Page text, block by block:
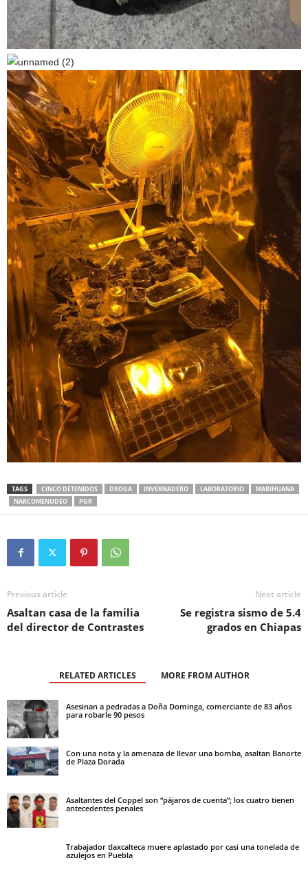
TAGS CINCO DETENIDOS DROGA INVERNADERO LABORATORIO
MARIHUANA
NARCOMENUDEO
PGR
Previous article
Asaltan casa de la familia
del director de Contrastes
Next article
Se registra sismo de 5.4
grados en Chiapas
RELATED ARTICLES MORE FROM AUTHOR
Asesinan a pedradas a Doña Dominga, comerciante de 83 años
para robarle 90 pesos
Con una nota y la amenaza de llevar una bomba, asaltan Banorte
de Plaza Dorada
Asaltantes del Coppel son “pájaros de cuenta”; los cuatro tienen
antecedentes penales
Trabajador tlaxcalteca muere aplastado por casi una tonelada de
azulejos en Puebla